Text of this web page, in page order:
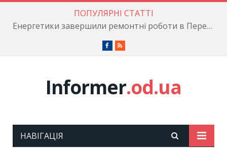
ПОПУЛЯРНІ СТАТТІ
Енергетики завершили ремонтні роботи в Пересипському районі
Facebook
RSS
Informer.od.ua
НАВІГАЦІЯ